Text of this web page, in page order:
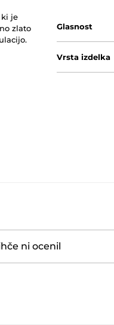
ki je
zlato
Glasnost
Vrsta izdelka
ni ocenil